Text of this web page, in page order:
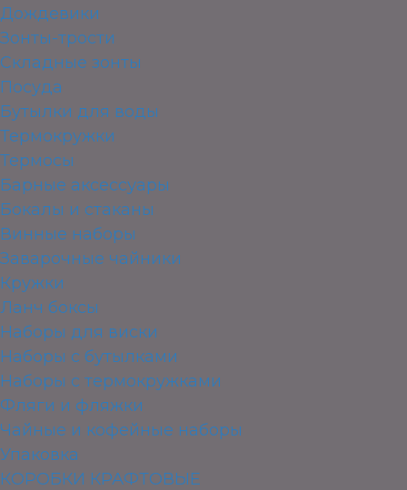
Дождевики
Зонты-трости
Складные зонты
Посуда
Бутылки для воды
Термокружки
Термосы
Барные аксессуары
Бокалы и стаканы
Винные наборы
Заварочные чайники
Кружки
Ланч боксы
Наборы для виски
Наборы с бутылками
Наборы с термокружками
Фляги и фляжки
Чайные и кофейные наборы
Упаковка
КОРОБКИ КРАФТОВЫЕ